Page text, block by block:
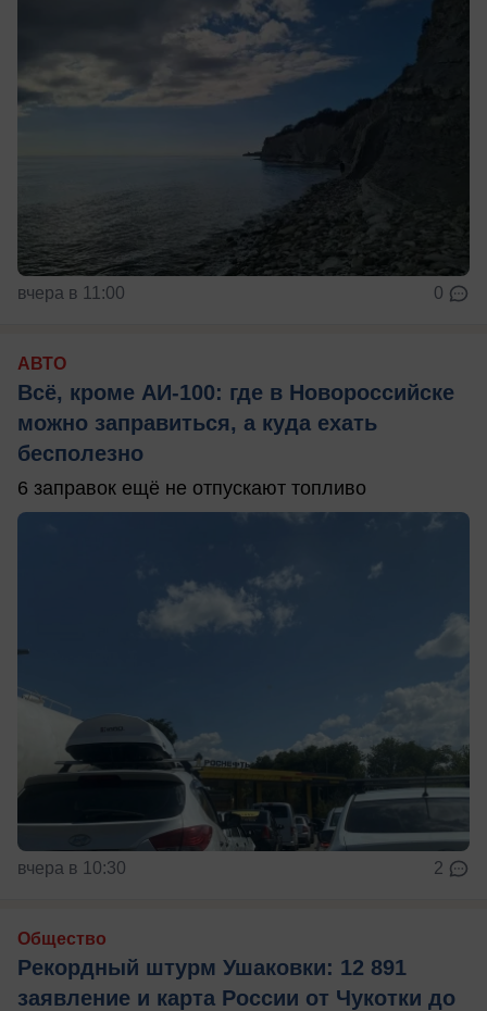
вчера в 11:00 0
АВТО
Всё, кроме АИ-100: где в Новороссийске
можно заправиться, а куда ехать
бесполезно
6 заправок ещё не отпускают топливо
вчера в 10:30 2
Общество
Рекордный штурм Ушаковки: 12 891
заявление и карта России от Чукотки до